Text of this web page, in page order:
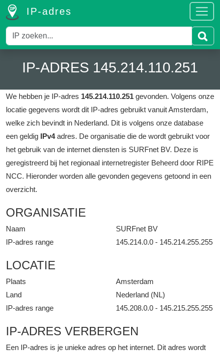
IP-adres
IP-ADRES 145.214.110.251
We hebben je IP-adres 145.214.110.251 gevonden. Volgens onze
locatie gegevens wordt dit IP-adres gebruikt vanuit Amsterdam,
welke zich bevindt in Nederland. Dit is volgens onze database
een geldig IPv4adres. De organisatie die de wordt gebruikt voor
het gebruik van de internet diensten is SURFnet BV. Deze is
geregistreerd bij het regionaal internetregister Beheerd door RIPE
NCC. Hieronder worden alle gevonden gegevens getoond in een
overzicht.
ORGANISATIE
Naam
SURFnet BV
IP-adres range
145.214.0.0 - 145.214.255.255
LOCATIE
Plaats
Amsterdam
Land
Nederland (NL)
IP-adres range
145.208.0.0 - 145.215.255.255
IP-ADRES VERBERGEN
Een IP-adres is je unieke adres op het internet. Dit adres wordt